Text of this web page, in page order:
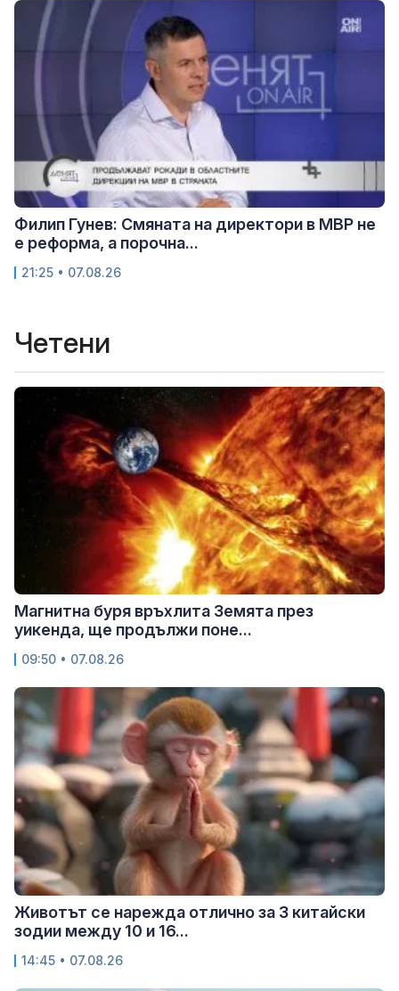
Филип Гунев: Смяната на директори в МВР не
е реформа, а порочна...
21:25 • 07.08.26
Четени
Магнитна буря връхлита Земята през
уикенда, ще продължи поне...
09:50 • 07.08.26
Животът се нарежда отлично за 3 китайски
зодии между 10 и 16...
14:45 • 07.08.26